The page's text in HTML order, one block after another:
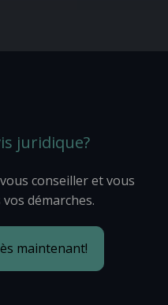
juridique?
conseiller et vous
démarches.
maintenant!